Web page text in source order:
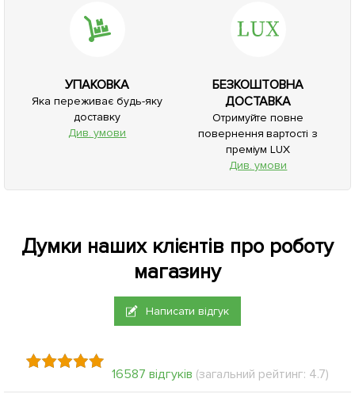
УПАКОВКА
Яка переживає будь-яку
доставку
Див. умови
БЕЗКОШТОВНА
ДОСТАВКА
Отримуйте повне
повернення вартості з
преміум LUX
Див. умови
Думки наших клієнтів про роботу
магазину
Написати відгук
16587 відгуків (загальний рейтинг: 4.7)